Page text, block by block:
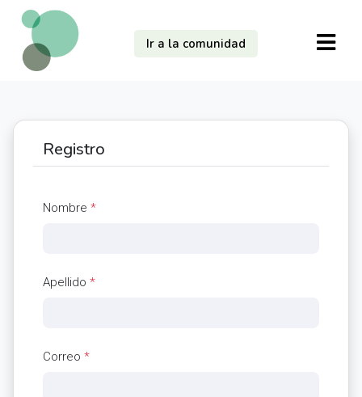
Ir a la comunidad
Registro
Nombre *
Apellido *
Correo *